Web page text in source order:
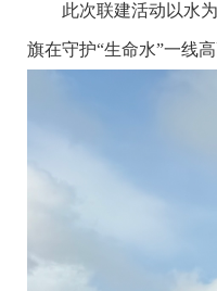
此次联建活动以水为
旗在守护“生命水”一线高